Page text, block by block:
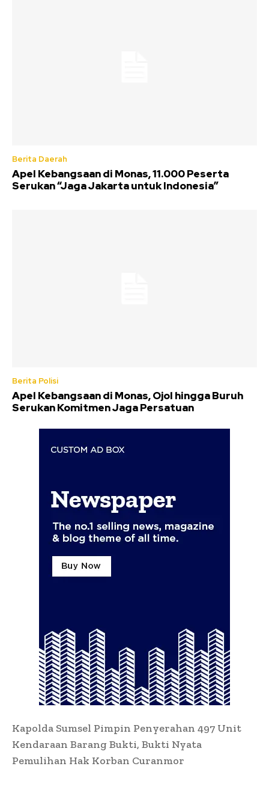
Berita Daerah
Apel Kebangsaan di Monas, 11.000 Peserta
Serukan “Jaga Jakarta untuk Indonesia”
Berita Polisi
Apel Kebangsaan di Monas, Ojol hingga Buruh
Serukan Komitmen Jaga Persatuan
Kapolda Sumsel Pimpin Penyerahan 497 Unit
Kendaraan Barang Bukti, Bukti Nyata
Pemulihan Hak Korban Curanmor